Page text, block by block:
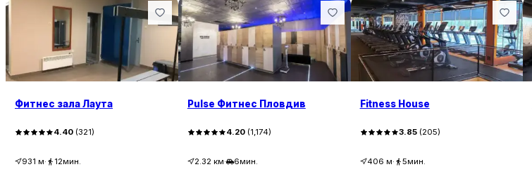
Фитнес зала Лаута
4.40 (321)
931 м· 12мин.
Pulse Фитнес Пловдив
4.20(1,174)
2.32 км· 6мин.
Fitness House
3.85(205)
406 м· 5мин.